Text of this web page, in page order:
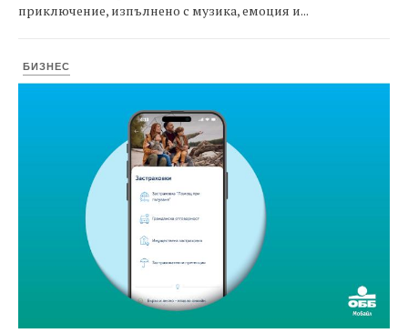
приключение, изпълнено с музика, емоция и...
БИЗНЕС